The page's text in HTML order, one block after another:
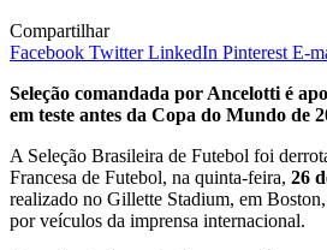
Compartilhar
Facebook Twitter LinkedIn Pinterest E-
Seleção comandada por Ancelotti é
em teste antes da Copa do Mundo de
A Seleção Brasileira de Futebol foi
Francesa de Futebol, na quinta-feira, 26
realizado no Gillette Stadium, em
por veículos da imprensa internacional.